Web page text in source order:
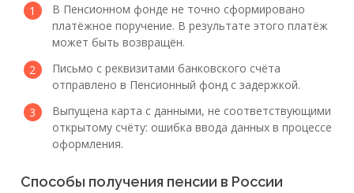
В Пенсионном фонде не точно сформировано
платёжное поручение. В результате этого платёж
может быть возвращён.
Письмо с реквизитами банковского счёта
отправлено в Пенсионный фонд с задержкой.
Выпущена карта с данными, не соответствующими
открытому счёту: ошибка ввода данных в процессе
оформления.
Способы получения пенсии в России